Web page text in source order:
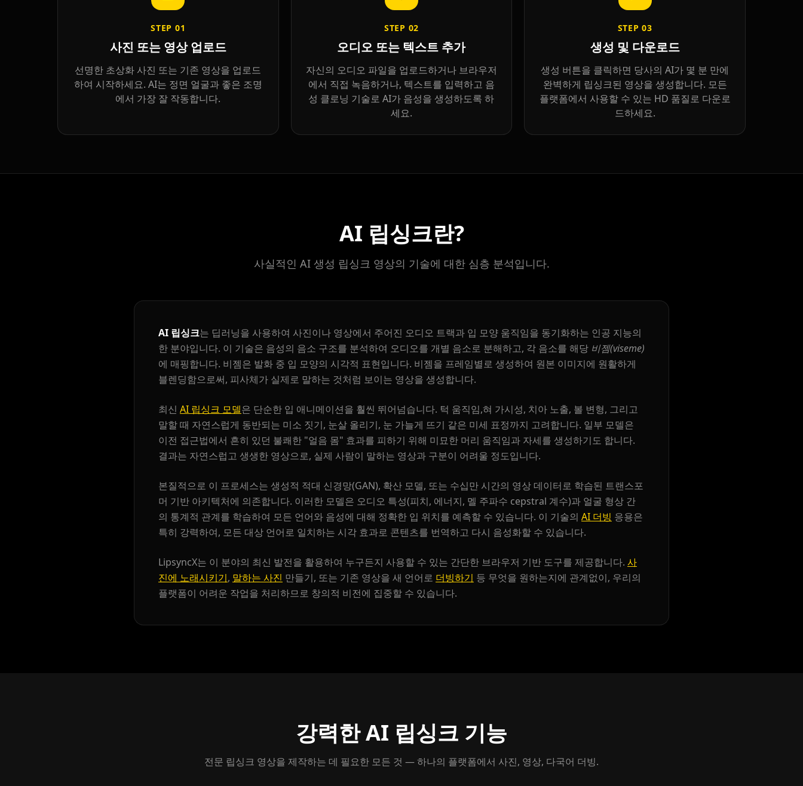
Valkyrae Podcaster 01
Podcaster 06 Podcaster 07
Podcaster 09 Podcaster 10
YouTuber 02 YouTuber 03
YouTuber 05 YouTuber 06
Reporter 01 Reporter 02
STEP 01
사진 또는 영상 업로드
선명한 초상화 사진 또는 기존 영상을 업로드
하여 시작하세요. AI는 정면 얼굴과 좋은 조명
에서 가장 잘 작동합니다.
STEP 02
오디오 또는 텍스트 추가
자신의 오디오 파일을 업로드하거나 브라우저
에서 직접 녹음하거나, 텍스트를 입력하고 음
성 클로닝 기술로 AI가 음성을 생성하도록 하
세요.
STEP03
생성 및 다운로드
생성 버튼을 클릭하면 당사의 AI가 몇 분 만에
완벽하게 립싱크된 영상을 생성합니다. 모든
플랫폼에서 사용할 수 있는 HD 품질로 다운로
드하세요.
AI 립싱크란?
사실적인 AI 생성 립싱크 영상의 기술에 대한 심층 분석입니다.
AI 립싱크는 딥러닝을 사용하여 사진이나 영상에서 주어진 오디오 트랙과 입 모양 움직임을 동기화하는 인공 지능의
한 분야입니다. 이 기술은 음성의 음소 구조를 분석하여 오디오를 개별 음소로 분해하고, 각 음소를 해당 비젬(viseme)
에 매핑합니다. 비젬은 발화 중 입 모양의 시각적 표현입니다. 비젬을 프레임별로 생성하여 원본 이미지에 원활하게
블렌딩함으로써, 피사체가 실제로 말하는 것처럼 보이는 영상을 생성합니다.
최신 AI 립싱크 모델은 단순한 입 애니메이션을 훨씬 뛰어넘습니다. 턱 움직임,혀 가시성, 치아 노출, 볼 변형, 그리고
말할 때 자연스럽게 동반되는 미소 짓기, 눈살 올리기, 눈 가늘게 뜨기 같은 미세 표정까지 고려합니다. 일부 모델은
이전 접근법에서 흔히 있던 불쾌한 "얼음 몸" 효과를 피하기 위해 미묘한 머리 움직임과 자세를 생성하기도 합니다.
결과는 자연스럽고 생생한 영상으로, 실제 사람이 말하는 영상과 구분이 어려울 정도입니다.
본질적으로 이 프로세스는 생성적 적대 신경망(GAN), 확산 모델, 또는 수십만 시간의 영상 데이터로 학습된 트랜스포
머 기반 아키텍처에 의존합니다. 이러한 모델은 오디오 특성(피치, 에너지, 멜 주파수 cepstral 계수)과 얼굴 형상 간
의 통계적 관계를 학습하여 모든 언어와 음성에 대해 정확한 입 위치를 예측할 수 있습니다. 이 기술의 AI 더빙 응용은
특히 강력하여, 모든 대상 언어로 일치하는 시각 효과로 콘텐츠를 번역하고 다시 음성화할 수 있습니다.
LipsyncX는 이 분야의 최신 발전을 활용하여 누구든지 사용할 수 있는 간단한 브라우저 기반 도구를 제공합니다. 사
진에 노래시키기, 말하는 사진 만들기, 또는 기존 영상을 새 언어로 더빙하기 등 무엇을 원하는지에 관계없이, 우리의
플랫폼이 어려운 작업을 처리하므로 창의적 비전에 집중할 수 있습니다.
강력한 AI 립싱크 기능
전문 립싱크 영상을 제작하는 데 필요한 모든 것 — 하나의 플랫폼에서 사진, 영상, 다국어 더빙.